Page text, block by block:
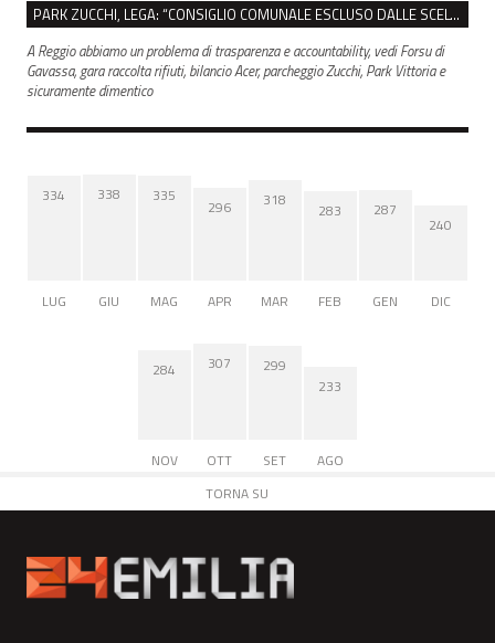
PARK ZUCCHI, LEGA: “CONSIGLIO COMUNALE ESCLUSO DALLE SCELTE, PRETENDIAMO TUTTI GLI ATTI”
A Reggio abbiamo un problema di trasparenza e accountability, vedi Forsu di
Gavassa, gara raccolta rifiuti, bilancio Acer, parcheggio Zucchi, Park Vittoria e
sicuramente dimentico
334
LUG
338
GIU
335
MAG
296
APR
318
MAR
283
FEB
287
GEN
240
DIC
284
NOV
307
OTT
299
SET
233
AGO
TORNA SU